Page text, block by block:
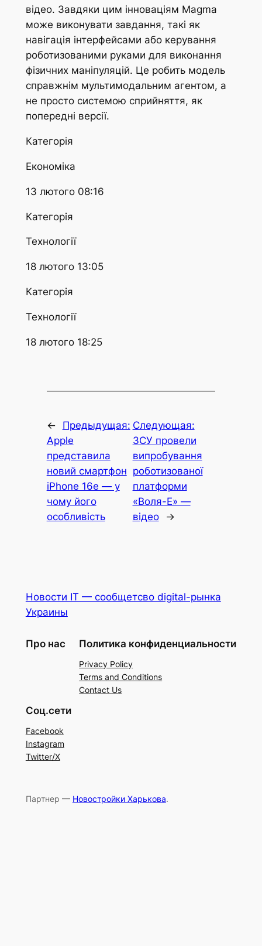
відео. Завдяки цим інноваціям Magma
може виконувати завдання, такі як
навігація інтерфейсами або керування
роботизованими руками для виконання
фізичних маніпуляцій. Це робить модель
справжнім мультимодальним агентом, а
не просто системою сприйняття, як
попередні версії.
Категорія
Економіка
13 лютого 08:16
Категорія
Технології
18 лютого 13:05
Категорія
Технології
18 лютого 18:25
←
Предыдущая:
Apple
представила
новий смартфон
iPhone 16e — у
чому його
особливість
Следующая:
ЗСУ провели
випробування
роботизованої
платформи
«Воля-Е» —
відео
→
Новости IT — сообщетсво digital-рынка
Украины
Про нас Политика конфиденциальности
Privacy Policy
Terms and Conditions
Contact Us
Соц.сети
Facebook
Instagram
Twitter/X
Партнер — Новостройки Харькова.